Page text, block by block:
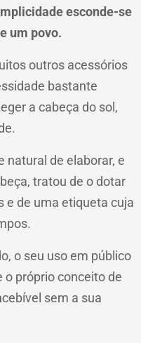
esconde-se
um povo.
outros acessórios
bastante
a cabeça do sol,
natural de elaborar, e
tratou de o dotar
e de uma etiqueta cuja
o seu uso em público
próprio conceito de
sem a sua